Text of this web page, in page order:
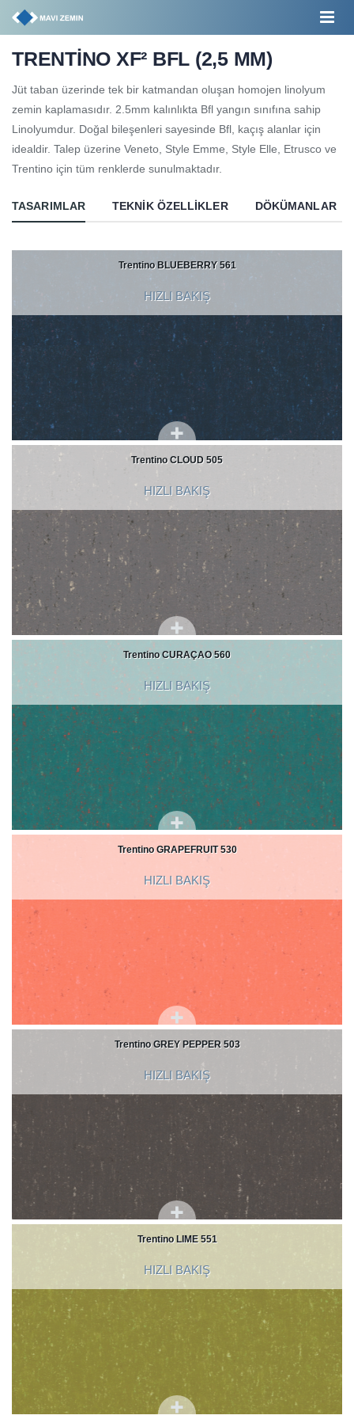
TRENTİNO XF² BFL (2,5 MM)
Jüt taban üzerinde tek bir katmandan oluşan homojen linolyum
zemin kaplamasıdır. 2.5mm kalınlıkta Bfl yangın sınıfına sahip
Linolyumdur. Doğal bileşenleri sayesinde Bfl, kaçış alanlar için
idealdir. Talep üzerine Veneto, Style Emme, Style Elle, Etrusco ve
Trentino için tüm renklerde sunulmaktadır.
TASARIMLAR TEKNIK ÖZELLIKLER DÖKÜMANLAR
Trentino BLUEBERRY 561
HIZLI BAKIŞ
Trentino CLOUD 505
HIZLI BAKIŞ
Trentino CURAÇAO 560
HIZLI BAKIŞ
Trentino GRAPEFRUIT 530
HIZLI BAKIŞ
Trentino GREY PEPPER 503
HIZLI BAKIŞ
Trentino LIME 551
HIZLI BAKIŞ